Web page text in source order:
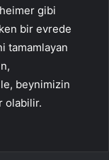
gibi
bir evrede
tamamlayan
beynimizin
olabilir.